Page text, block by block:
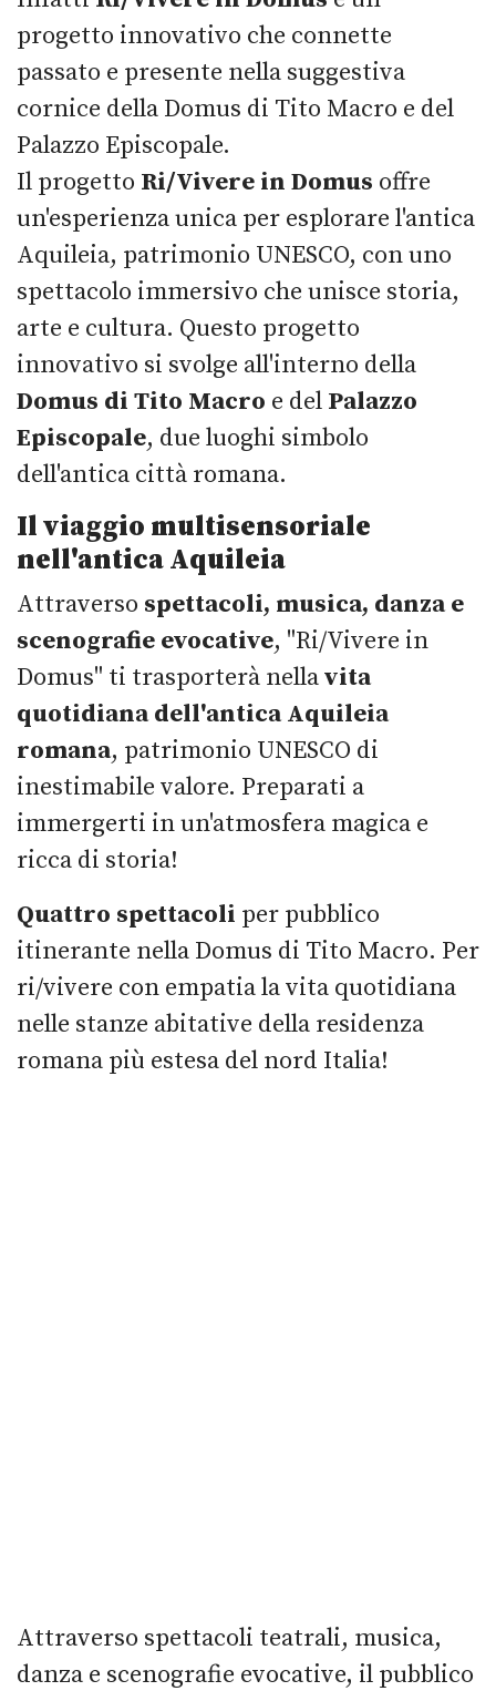
progetto innovativo che connette
passato e presente nella suggestiva
cornice della Domus di Tito Macro e del
Palazzo Episcopale.
Il progetto Ri/Vivere in Domus offre
un'esperienza unica per esplorare l'antica
Aquileia, patrimonio UNESCO, con uno
spettacolo immersivo che unisce storia,
arte e cultura. Questo progetto
innovativo si svolge all'interno della
Domus di Tito Macro e del Palazzo
Episcopale, due luoghi simbolo
dell'antica città romana.
Il viaggio multisensoriale
nell'antica Aquileia
Attraverso spettacoli, musica, danza e
scenografie evocative, "Ri/Vivere in
Domus" ti trasporterà nellavita
quotidiana dell'antica Aquileia
romana, patrimonio UNESCO di
inestimabile valore. Preparati a
immergerti in un'atmosfera magica e
ricca di storia!
Quattro spettacoli per pubblico
itinerante nella Domus di Tito Macro. Per
ri/vivere con empatia la vita quotidiana
nelle stanze abitative della residenza
romana più estesa del nord Italia!
Attraverso spettacoli teatrali, musica,
danza e scenografie evocative, il pubblico